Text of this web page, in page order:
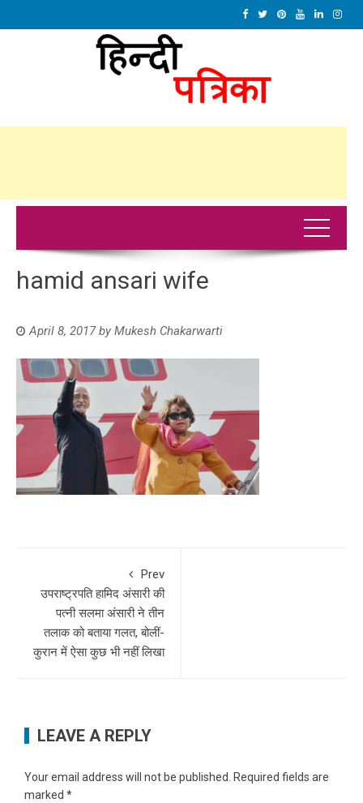
hamid ansari wife
April 8, 2017by Mukesh Chakarwarti
Prev
उपराष्ट्रपति हामिद अंसारी की
पत्नी सलमा अंसारी ने तीन
तलाक को बताया गलत, बोलीं-
कुरान में ऐसा कुछ भी नहीं लिखा
LEAVE A REPLY
Your email address will not be published.
Required fields are
marked *